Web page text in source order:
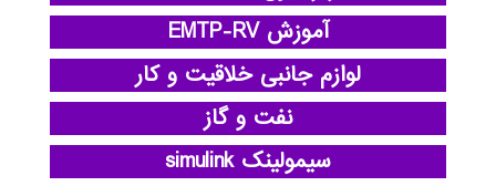
آموزش EMTP-RV
لوازم جانبی خلاقیت و کار
نفت و گاز
سیمولینک simulink